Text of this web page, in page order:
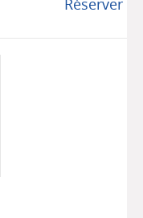
Réserver